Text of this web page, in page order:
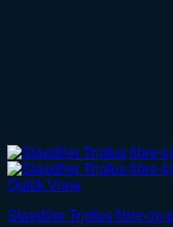
Quick View
Staedtler Triplus fibre-tip